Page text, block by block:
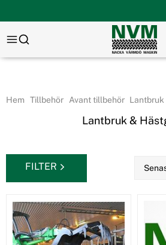
Hem Tillbehör Avant tillbehör
Lantbruk &
FILTER